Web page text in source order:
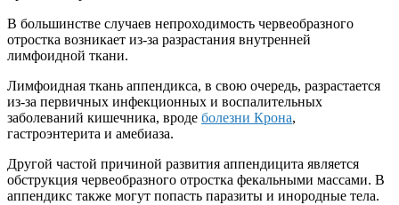
В большинстве случаев непроходимость червеобразного
отростка возникает из-за разрастания внутренней
лимфоидной ткани.
Лимфоидная ткань аппендикса, в свою очередь, разрастается
из-за первичных инфекционных и воспалительных
заболеваний кишечника, вроде болезни Крона,
гастроэнтерита и амебиаза.
Другой частой причиной развития аппендицита является
обструкция червеобразного отростка фекальными массами. В
аппендикс также могут попасть паразиты и инородные тела.